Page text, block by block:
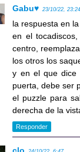
Gabu♥ 23/10/22, 23:24
la respuesta en
en el
centro,
los otros los
y en el que dice
puerta, debe ser
el puzzle para
derecha de la
Responder